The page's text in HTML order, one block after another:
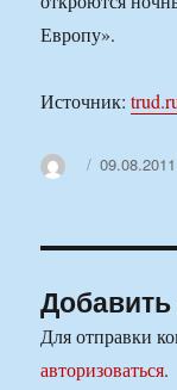
Европу».
Источник:
Автор09.08.2011
Для отправки
авторизоваться.